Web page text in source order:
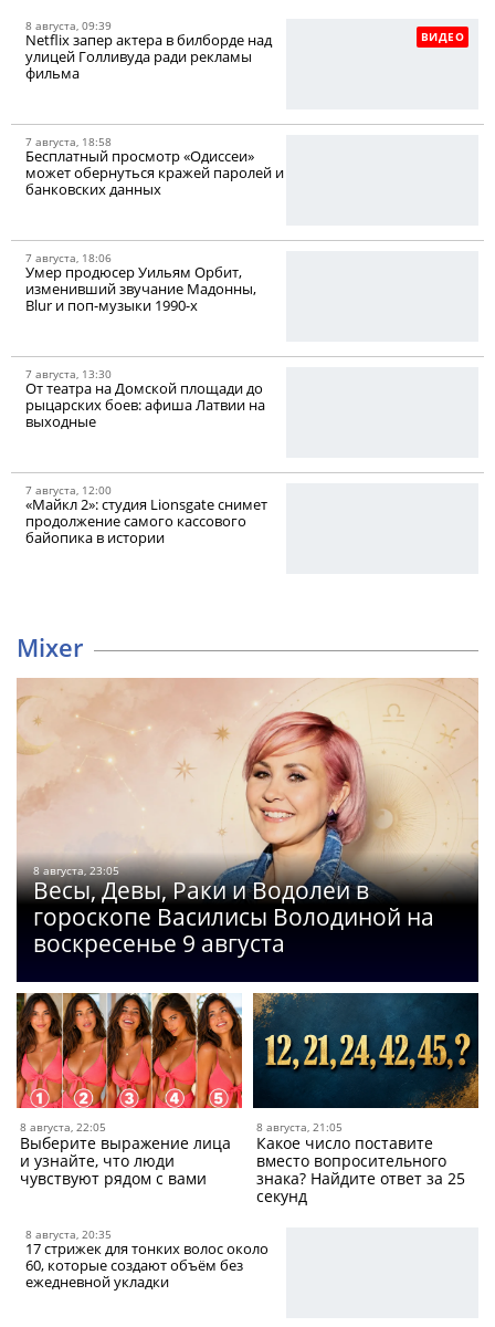
ВИДЕО
8 августа, 09:39
Netflix запер актера в билборде над
улицей Голливуда ради рекламы
фильма
7 августа, 18:58
Бесплатный просмотр «Одиссеи»
может обернуться кражей паролей и
банковских данных
7 августа, 18:06
Умер продюсер Уильям Орбит,
изменивший звучание Мадонны,
Blur и поп-музыки 1990-х
7 августа, 13:30
От театра на Домской площади до
рыцарских боев: афиша Латвии на
выходные
7 августа, 12:00
«Майкл 2»: студия Lionsgate снимет
продолжение самого кассового
байопика в истории
Mixer
8 августа, 23:05
Весы, Девы, Раки и Водолеи в
гороскопе Василисы Володиной на
воскресенье 9 августа
8 августа, 22:05
Выберите выражение лица
и узнайте, что люди
чувствуют рядом с вами
8 августа, 21:05
Какое число поставите
вместо вопросительного
знака? Найдите ответ за 25
секунд
8 августа, 20:35
17 стрижек для тонких волос около
60, которые создают объём без
ежедневной укладки